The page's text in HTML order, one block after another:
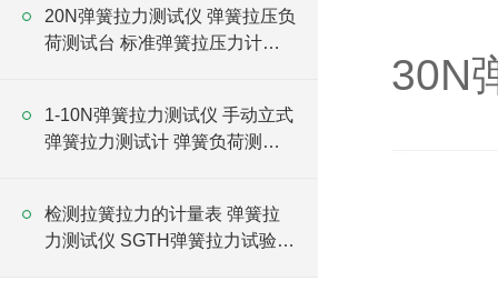
20N弹簧拉力测试仪 弹簧拉压负
荷测试台 标准弹簧拉压力计厂
1-10N弹簧拉力测试仪 手动立式
弹簧拉力测试计 弹簧负荷测力
检测拉簧拉力的计量表 弹簧拉
力测试仪 SGTH弹簧拉力试验仪
30N